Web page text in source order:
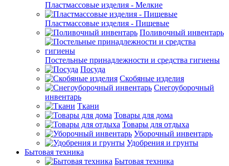
Пластмассовые изделия - Мелкие
Пластмассовые изделия - Пищевые
Поливочный инвентарь
Постельные принадлежности и средства гигиены
Посуда
Скобяные изделия
Снегоуборочный
инвентарь
Ткани
Товары для дома
Товары для отдыха
Уборочный инвентарь
Удобрения и грунты
Бытовая техника
Бытовая техника